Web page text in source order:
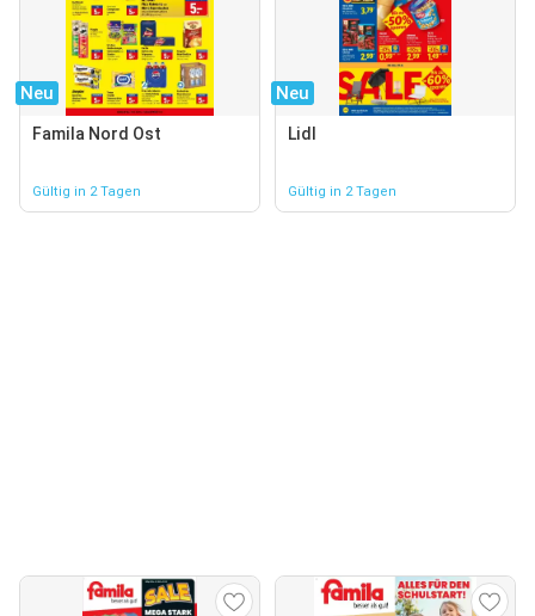
Neu
Famila Nord Ost
Gültig in 2 Tagen
Neu
Lidl
Gültig in 2 Tagen